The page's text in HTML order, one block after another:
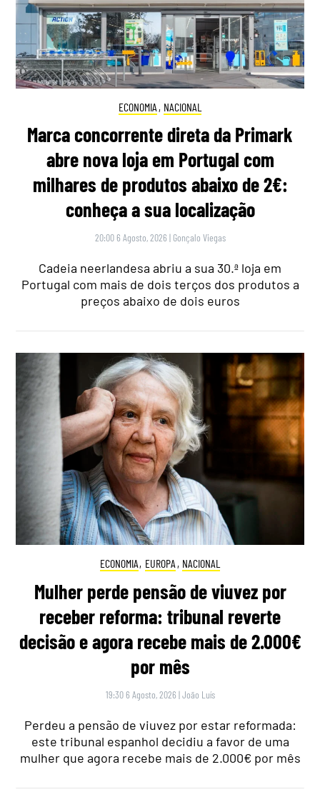
ECONOMIA , NACIONAL
Marca concorrente direta da Primark
abre nova loja em Portugal com
milhares de produtos abaixo de 2€:
conheça a sua localização
20:00 6 Agosto, 2026 | Gonçalo Viegas
Cadeia neerlandesa abriu a sua 30.ª loja em
Portugal com mais de dois terços dos produtos a
preços abaixo de dois euros
ECONOMIA, EUROPA , NACIONAL
Mulher perde pensão de viuvez por
receber reforma: tribunal reverte
decisão e agora recebe mais de 2.000€
por mês
19:30 6 Agosto, 2026 |João Luís
Perdeu a pensão de viuvez por estar reformada:
este tribunal espanhol decidiu a favor de uma
mulher que agora recebe mais de 2.000€ por mês